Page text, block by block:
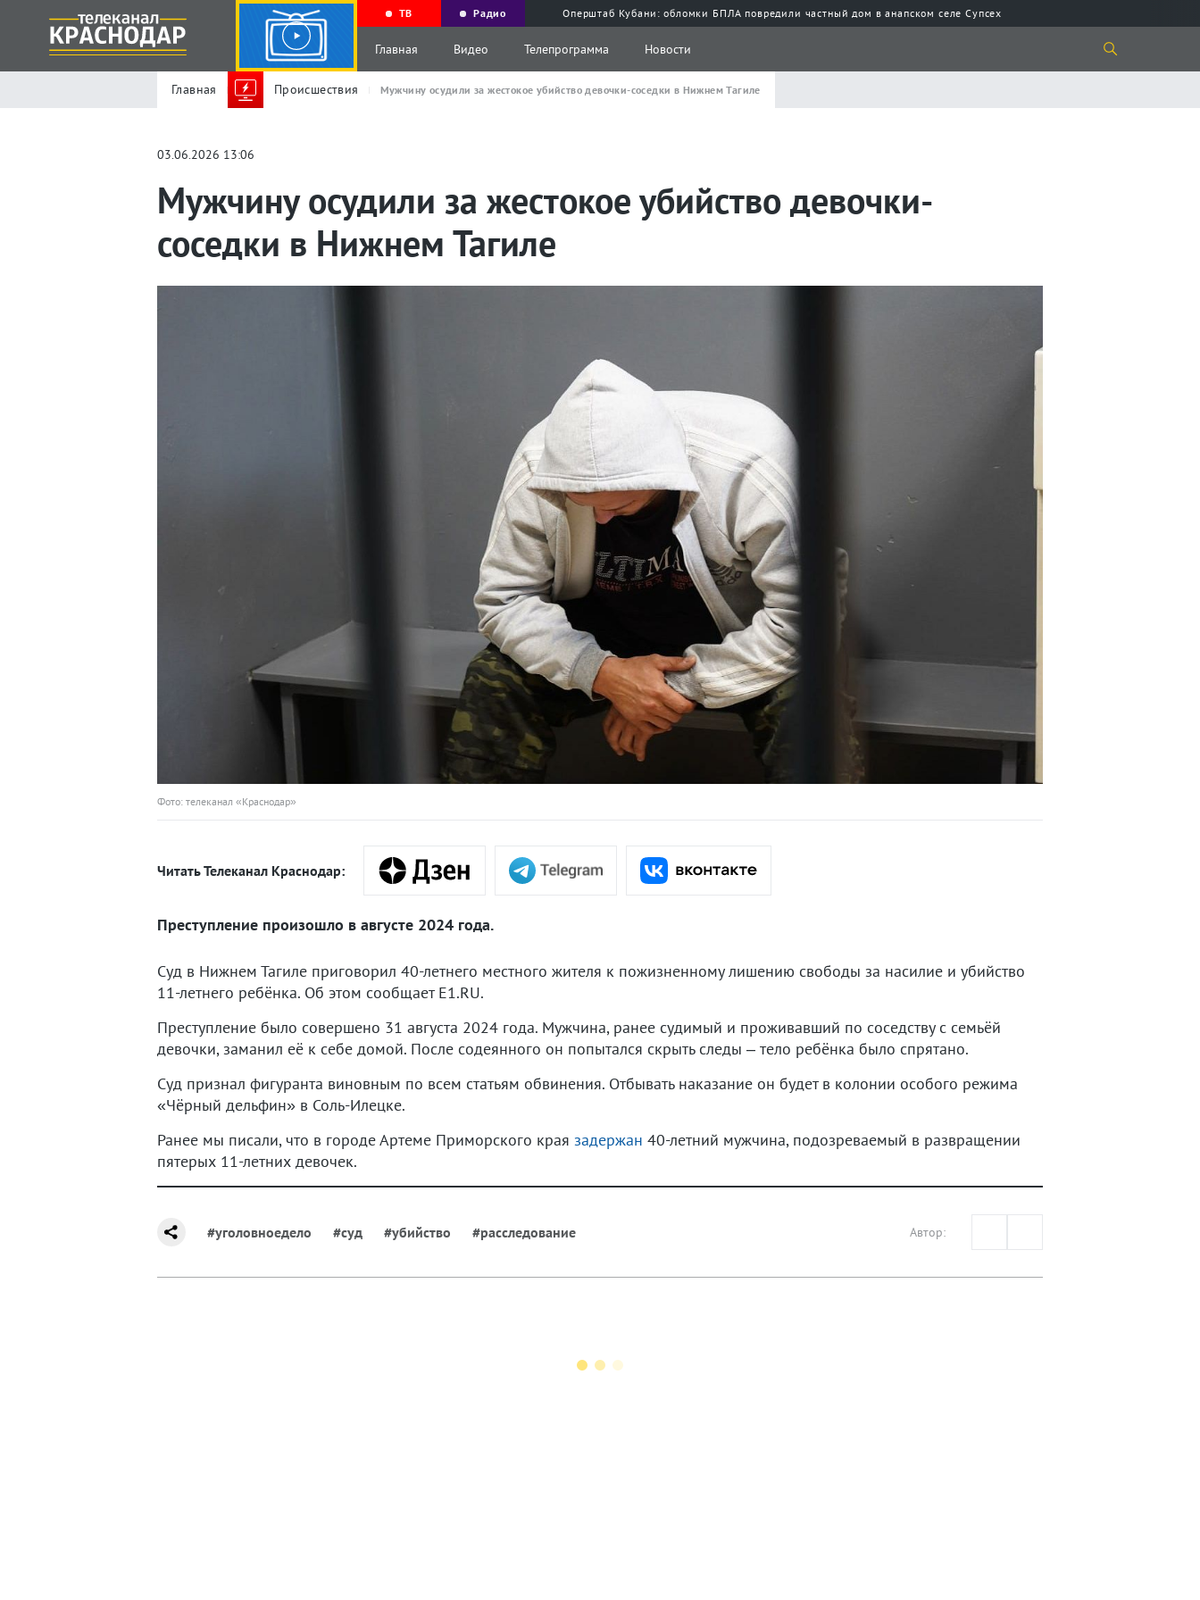
ТВ Радио Оперштаб Кубани: обломки БПЛА повредили частный дом в анапском селе Супсех
Главная Видео Телепрограмма Новости
Главная Происшествия Мужчину осудили за жестокое убийство девочки-соседки в Нижнем Тагиле
03.06.2026 13:06
Мужчину осудили за жестокое убийство девочки-
соседки в Нижнем Тагиле
Фото: телеканал «Краснодар»
Читать Телеканал Краснодар:
Преступление произошло в августе 2024 года.
Суд в Нижнем Тагиле приговорил 40-летнего местного жителя к пожизненному лишению свободы за насилие и убийство
11-летнего ребёнка. Об этом сообщает E1.RU.
Преступление было совершено 31 августа 2024 года. Мужчина, ранее судимый и проживавший по соседству с семьёй
девочки, заманил её к себе домой. После содеянного он попытался скрыть следы – тело ребёнка было спрятано.
Суд признал фигуранта виновным по всем статьям обвинения. Отбывать наказание он будет в колонии особого режима
«Чёрный дельфин» в Соль-Илецке.
Ранее мы писали, что в городе Артеме Приморского края задержан 40-летний мужчина, подозреваемый в развращении
пятерых 11-летних девочек.
#уголовноедело #суд #убийство #расследование Автор: